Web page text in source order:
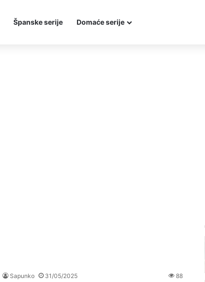
Španske serije Domaće serije
Sapunko 31/05/2025 88